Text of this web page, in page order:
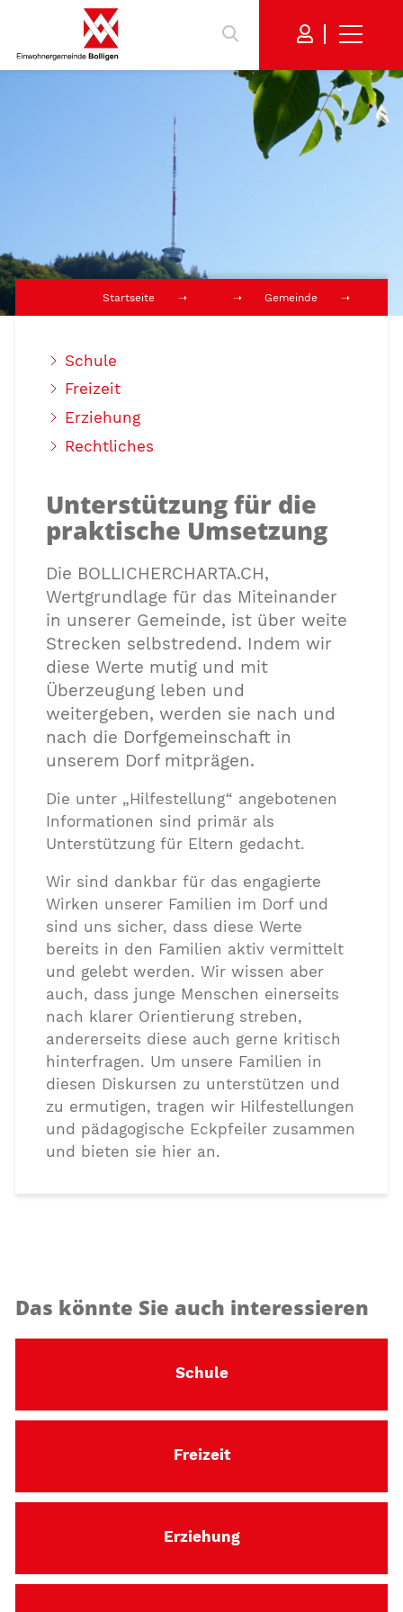
Startseite Gemeinde
Schule
Freizeit
Erziehung
Rechtliches
Unterstützung für die
praktische Umsetzung
Die BOLLICHERCHARTA.CH,
Wertgrundlage für das Miteinander
in unserer Gemeinde, ist über weite
Strecken selbstredend. Indem wir
diese Werte mutig und mit
Überzeugung leben und
weitergeben, werden sie nach und
nach die Dorfgemeinschaft in
unserem Dorf mitprägen.
Die unter „Hilfestellung“ angebotenen
Informationen sind primär als
Unterstützung für Eltern gedacht.
Wir sind dankbar für das engagierte
Wirken unserer Familien im Dorf und
sind uns sicher, dass diese Werte
bereits in den Familien aktiv vermittelt
und gelebt werden. Wir wissen aber
auch, dass junge Menschen einerseits
nach klarer Orientierung streben,
andererseits diese auch gerne kritisch
hinterfragen. Um unsere Familien in
diesen Diskursen zu unterstützen und
zu ermutigen, tragen wir Hilfestellungen
und pädagogische Eckpfeiler zusammen
und bieten sie hier an.
Das könnte Sie auch interessieren
Schule
Freizeit
Erziehung